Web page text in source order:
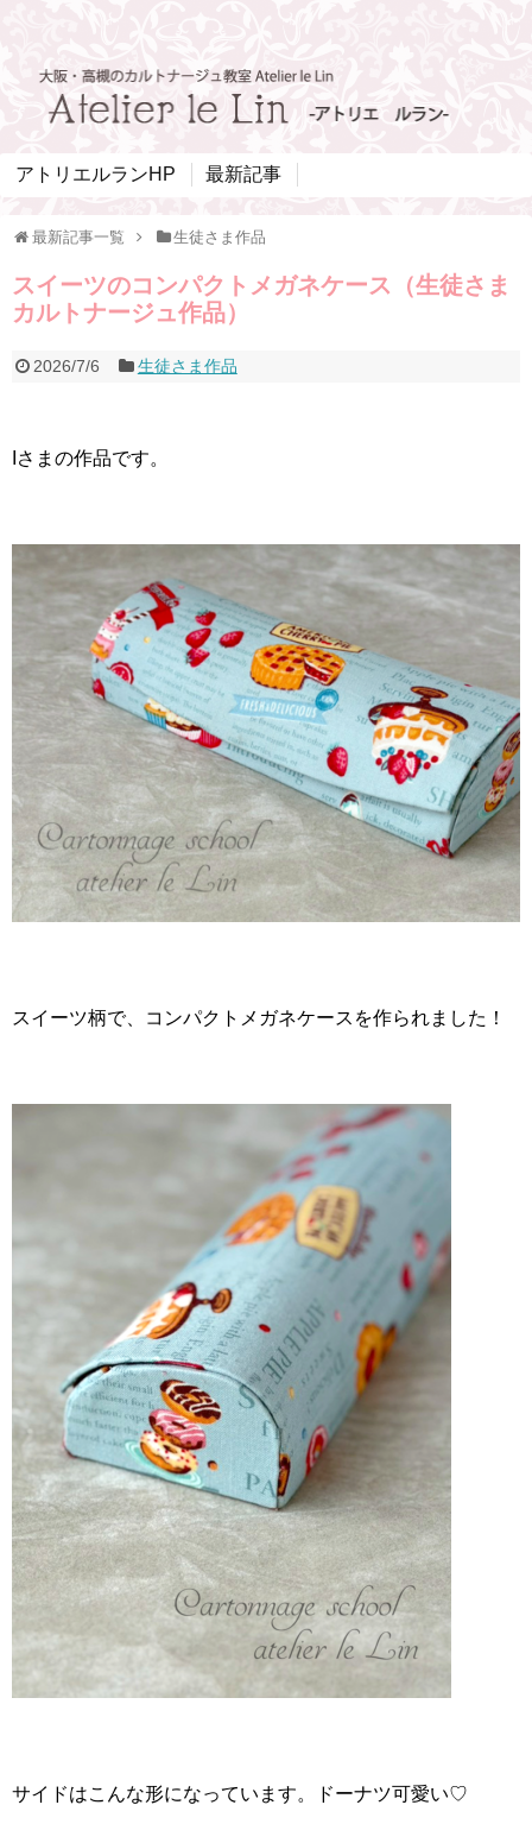
アトリエルランHP 最新記事
最新記事一覧 生徒さま作品
スイーツのコンパクトメガネケース（生徒さま
カルトナージュ作品）
2026/7/6 生徒さま作品
Iさまの作品です。
スイーツ柄で、コンパクトメガネケースを作られました！
サイドはこんな形になっています。ドーナツ可愛い♡